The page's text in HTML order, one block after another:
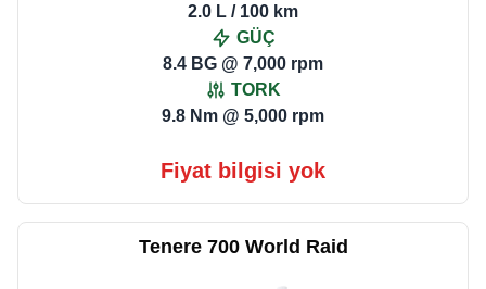
2.0 L / 100 km
GÜÇ
8.4 BG @ 7,000 rpm
TORK
9.8 Nm @ 5,000 rpm
Fiyat bilgisi yok
Tenere 700 World Raid